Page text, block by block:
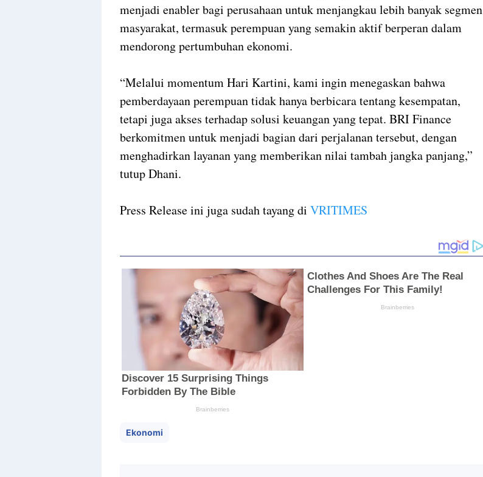
menjadi enabler bagi perusahaan untuk menjangkau lebih banyak segmen
masyarakat, termasuk perempuan yang semakin aktif berperan dalam
mendorong pertumbuhan ekonomi.
“Melalui momentum Hari Kartini, kami ingin menegaskan bahwa
pemberdayaan perempuan tidak hanya berbicara tentang kesempatan,
tetapi juga akses terhadap solusi keuangan yang tepat. BRI Finance
berkomitmen untuk menjadi bagian dari perjalanan tersebut, dengan
menghadirkan layanan yang memberikan nilai tambah jangka panjang,”
tutup Dhani.
Press Release ini juga sudah tayang di VRITIMES
Ekonomi